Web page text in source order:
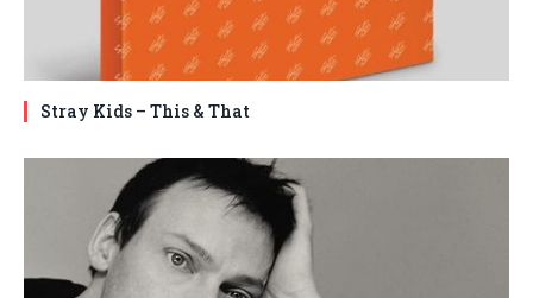
Stray Kids – This & That